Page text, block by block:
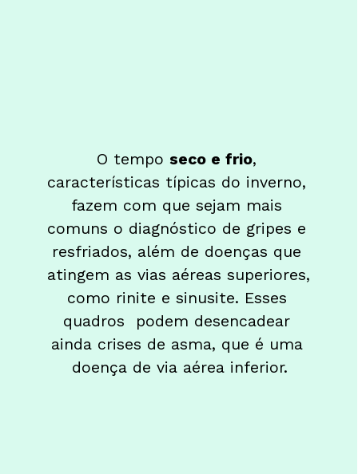
O tempo seco e frio,
características típicas do inverno,
fazem com que sejam mais
comuns o diagnóstico de gripes e
resfriados, além de doenças que
atingem as vias aéreas superiores,
como rinite e sinusite. Esses
quadros  podem desencadear
ainda crises de asma, que é uma
doença de via aérea inferior.